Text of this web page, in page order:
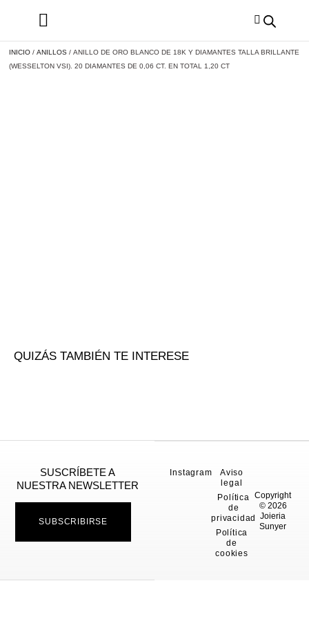
INICIO / ANILLOS / ANILLO DE ORO BLANCO DE 18K Y DIAMANTES TALLA BRILLANTE
(WESSELTON VSI). 20 DIAMANTES DE 0,06 CT. EN TOTAL 1,20 CT
QUIZÁS TAMBIÉN TE INTERESE
SUSCRÍBETE A
NUESTRA NEWSLETTER
SUBSCRIBIRSE
Copyright
© 2026
Joieria
Sunyer
Instagram
Aviso
legal
Política
de
privacidad
Política
de
cookies